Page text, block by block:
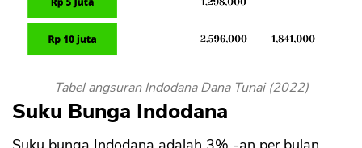
Tabel angsuran Indodana Dana Tunai (2022)
Suku Bunga Indodana